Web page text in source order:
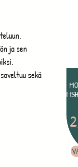
ja sen
sekä